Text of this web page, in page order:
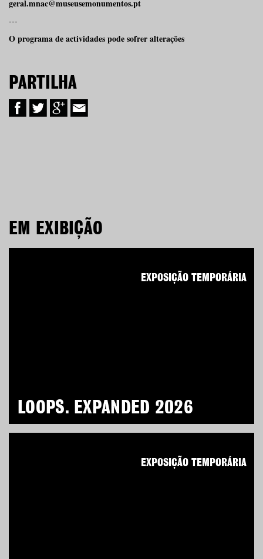
geral.mnac@museusemonumentos.pt
---
O programa de actividades pode sofrer alterações
PARTILHA
EM EXIBIÇÃO
LOOPS. EXPANDED 2026
EXPOSIÇÃO TEMPORÁRIA
EXPOSIÇÃO TEMPORÁRIA